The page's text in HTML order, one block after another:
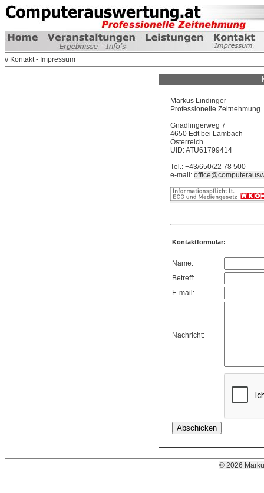
// Kontakt - Impressum
Markus Lindinger
Professionelle Zeitnehmung
Gnadlingerweg 7
4650 Edt bei Lambach
Österreich
UID: ATU61799414
Tel.: +43/650/22 78 500
e-mail:
Kontaktformular:
Name:
Betreff:
E-mail:
Nachricht:
© 2026